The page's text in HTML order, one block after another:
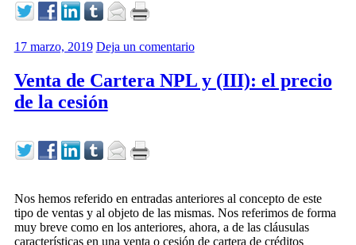
17 marzo, 2019 Deja un comentario
Venta de Cartera NPL y (III): el precio
de la cesión
Nos hemos referido en entradas anteriores al concepto de este
tipo de ventas y al objeto de las mismas. Nos referimos de forma
muy breve como en los anteriores, ahora, a de las cláusulas
características en una venta o cesión de cartera de créditos